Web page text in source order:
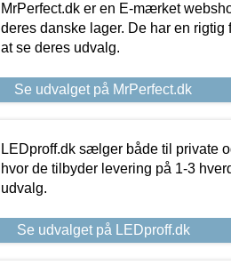
MrPerfect.dk er en E-mærket
deres danske lager. De har en
at se deres udvalg.
Se udvalget på MrPerfect.dk
LEDproff.dk sælger både til private
hvor de tilbyder levering på 1-3
udvalg.
Se udvalget på LEDproff.dk